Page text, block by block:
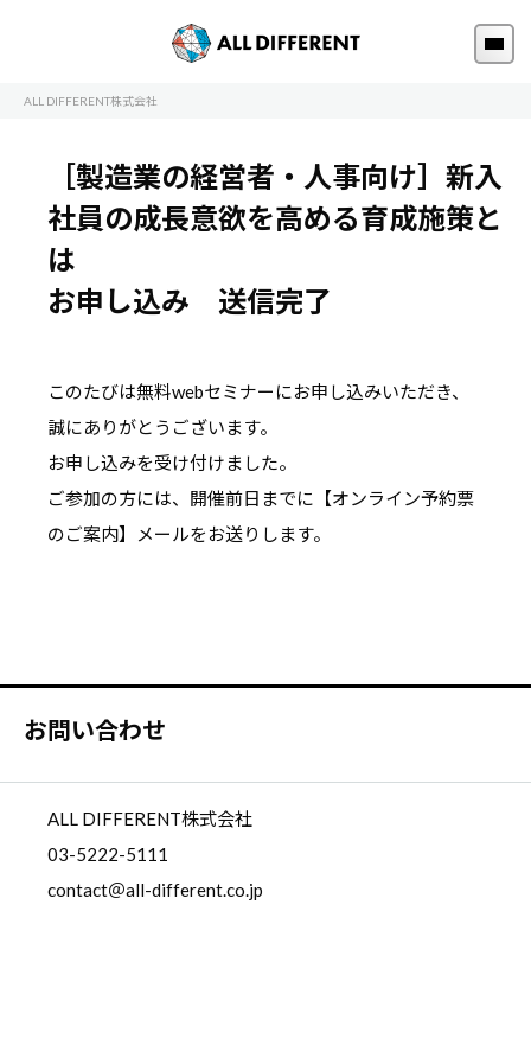
ALL DIFFERENT株式会社
［製造業の経営者・人事向け］新入
社員の成長意欲を高める育成施策と
は
お申し込み 送信完了
このたびは無料webセミナーにお申し込みいただき、
誠にありがとうございます。
お申し込みを受け付けました。
ご参加の方には、開催前日までに【オンライン予約票
のご案内】メールをお送りします。
お問い合わせ
ALL DIFFERENT株式会社
03-5222-5111
contact＠all-different.co.jp